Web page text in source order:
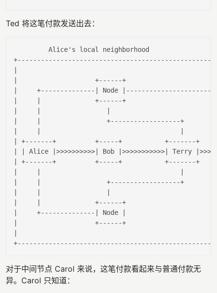
Ted 将这笔付款发送出去：
         Alice
's local neighborhood
|                                                  |
|                    +------+                      |
|     +--------------|
Node
|     |
              +------+
|     |
|                          |
|     |
                 +------------------+
|
|                                    |
|
+-------+          +-----+           +-------+
|
| Alice |>>>>>>>>>>| Bob |>>>>>>>>>>>| Terry |
|
+-------+          +-----+           +-------+
|
|                                    |
|
|                 +------------------+       |
|     |
|                          |
|     |
              +------+
|
     +--------------
| Node |
|
                    +------+
|
对于中间节点 Carol 来说，这笔付款看起来与普通付款无
异。Carol 只知道：